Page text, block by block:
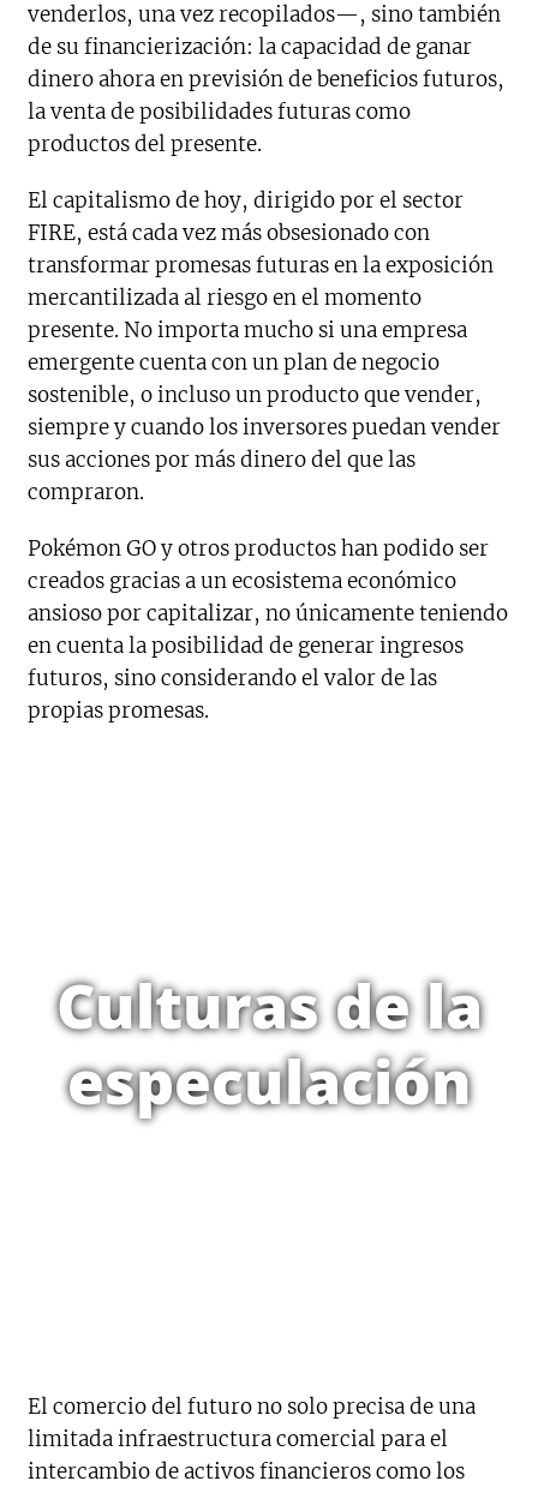
venderlos, una vez recopilados—, sino también
de su financierización: la capacidad de ganar
dinero ahora en previsión de beneficios futuros,
la venta de posibilidades futuras como
productos del presente.
El capitalismo de hoy, dirigido por el sector
FIRE, está cada vez más obsesionado con
transformar promesas futuras en la exposición
mercantilizada al riesgo en el momento
presente. No importa mucho si una empresa
emergente cuenta con un plan de negocio
sostenible, o incluso un producto que vender,
siempre y cuando los inversores puedan vender
sus acciones por más dinero del que las
compraron.
Pokémon GO y otros productos han podido ser
creados gracias a un ecosistema económico
ansioso por capitalizar, no únicamente teniendo
en cuenta la posibilidad de generar ingresos
futuros, sino considerando el valor de las
propias promesas.
Culturas de la
especulación
El comercio del futuro no solo precisa de una
limitada infraestructura comercial para el
intercambio de activos financieros como los